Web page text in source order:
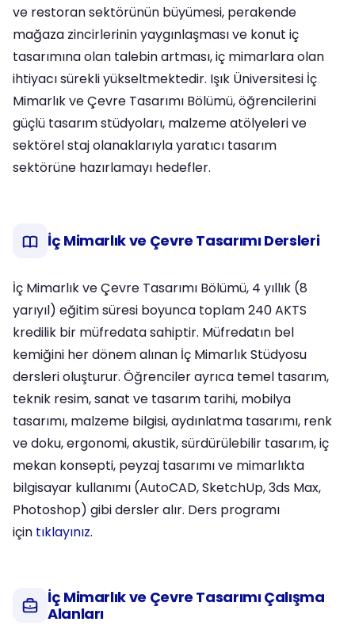
ve restoran sektörünün büyümesi, perakende
mağaza zincirlerinin yaygınlaşması ve konut iç
tasarımına olan talebin artması, iç mimarlara olan
ihtiyacı sürekli yükseltmektedir. Işık Üniversitesi İç
Mimarlık ve Çevre Tasarımı Bölümü, öğrencilerini
güçlü tasarım stüdyoları, malzeme atölyeleri ve
sektörel staj olanaklarıyla yaratıcı tasarım
sektörüne hazırlamayı hedefler.
İç Mimarlık ve Çevre Tasarımı Dersleri
İç Mimarlık ve Çevre Tasarımı Bölümü, 4 yıllık (8
yarıyıl) eğitim süresi boyunca toplam 240 AKTS
kredilik bir müfredata sahiptir. Müfredatın bel
kemiğini her dönem alınan İç Mimarlık Stüdyosu
dersleri oluşturur. Öğrenciler ayrıca temel tasarım,
teknik resim, sanat ve tasarım tarihi, mobilya
tasarımı, malzeme bilgisi, aydınlatma tasarımı, renk
ve doku, ergonomi, akustik, sürdürülebilir tasarım, iç
mekan konsepti, peyzaj tasarımı ve mimarlıkta
bilgisayar kullanımı (AutoCAD, SketchUp, 3ds Max,
Photoshop) gibi dersler alır. Ders programı
için tıklayınız.
İç Mimarlık ve Çevre Tasarımı Çalışma
Alanları